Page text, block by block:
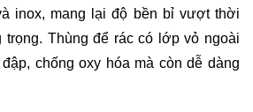
inox, mang lại độ bền bỉ vượt thời
trọng. Thùng để rác có lớp vỏ ngoài
chống oxy hóa mà còn dễ dàng